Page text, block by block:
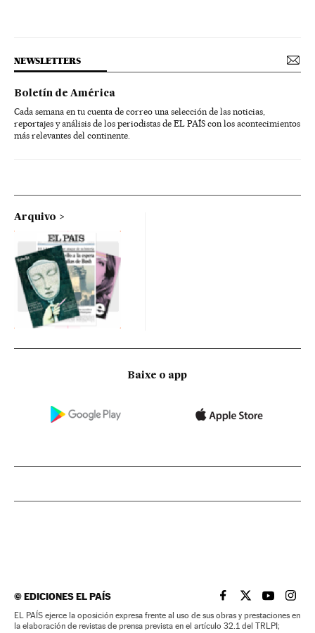
NEWSLETTERS
Boletín de América
Cada semana en tu cuenta de correo una selección de las noticias,
reportajes y análisis de los periodistas de EL PAÍS con los acontecimientos
más relevantes del continente.
Arquivo
Baixe o app
©EDICIONES EL PAÍS EL PAÍS BRASIL EN
EL PAÍSEL PAÍS
EL
EL PAÍS ejerce la oposición expresa frente al uso de sus obras y prestaciones en
la elaboración de revistas de prensa prevista en el artículo 32.1 del TRLPI;